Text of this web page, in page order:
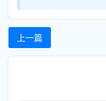
上一篇